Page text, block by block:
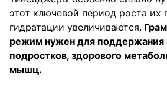
этот ключевой период роста их
гидратации увеличиваются.
режим нужен для поддержания
подростков, здорового
мышц.